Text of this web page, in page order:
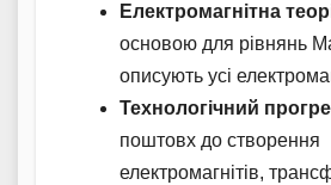
Електромагнітна
основою для рівнянь
описують усі
Технологічний
поштовх до створення
електромагнітів,